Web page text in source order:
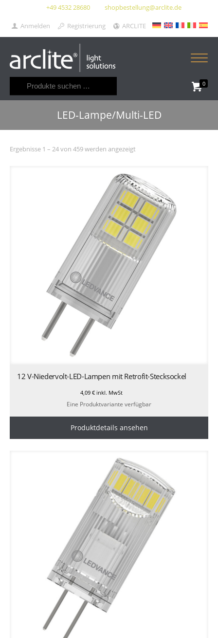
+49 4532 28680 shopbestellung@arclite.de
Anmelden Registrierung ARCLITE
0
LED-Lampe/Multi-LED
Ergebnisse 1 – 24 von 459 werden angezeigt
12 V-Niedervolt-LED-Lampen mit Retrofit-Stecksockel
4,09€ inkl. MwSt
Eine Produktvariante verfügbar
Produktdetails ansehen